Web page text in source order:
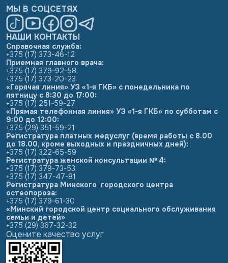
НАШИ КОНТАКТЫ
Справочная служба:
+375 (17) 373-46-12
Приемная главного врача:
+375 (17) 379-92-58,
+375 (17) 373-20-23
«Горячая линия» УЗ «1-я ГКБ» с понедельника по
пятницу с 8:30 до 17:00:
+375 (17) 251-59-27
«Прямая телефонная линия» УЗ «1-я ГКБ» по субботам с
9:00 до 12:00:
+375 (29) 351-59-21
Регистратура платных медуслуг (время работы с 8.00
до 18.00, кроме выходных и праздничных дней):
+375 (17) 322-65-59
Регистратура женской консультации № 4:
+375 (17) 379-73-53,
+375 (17) 347-47-81
Регистратура Минского городского центра
остеопороза:
+375 (17) 379-61-30
«Минский городской центр социального обслуживания
семьи и детей»
+375 (29) 367-32-32
МЫ В СОЦСЕТЯХ
Оцените качество услуг